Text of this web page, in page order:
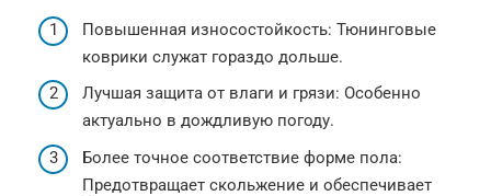
Повышенная износостойкость: Тюнинговые
коврики служат гораздо дольше.
Лучшая защита от влаги и грязи: Особенно
актуально в дождливую погоду.
Более точное соответствие форме пола:
Предотвращает скольжение и обеспечивает